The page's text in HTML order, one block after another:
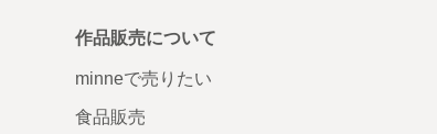
作品販売について
minneで売りたい
食品販売